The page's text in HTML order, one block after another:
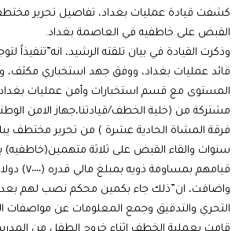
كشفت قيادة عمليات بغداد، تفاصيل تحرير
القبض على خاطفيه في العاصمة بغداد.
وذكرت القيادة في بيان تلقته الرشيد، انه”تنفيذاً
قائد عمليات بغداد، ووفق جهد استخباري مكثف،
المستوى مع قسم استخبارات وأمن عمليات
سنوات والقاء القبض على ثلاثة متهمين(خاطفيه)
قيامهم بمساومة ذويه بمبلغ مالي قدره (٧٠٠٠٠) دولار”.
واضافت، ان”ذلك جاء بكمين محكم نصب لهم
التحري والتدقيق وجمع المعلومات عن مواصفات